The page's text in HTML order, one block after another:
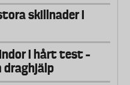
skillnader i
i hårt test –
draghjälp